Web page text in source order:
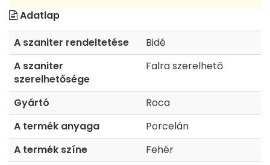
Adatlap
A szaniter rendeltetése
Bidé
A szaniter
szerelhetősége
Falra szerelhető
Gyártó
Roca
A termék anyaga
Porcelán
A termék színe
Fehér